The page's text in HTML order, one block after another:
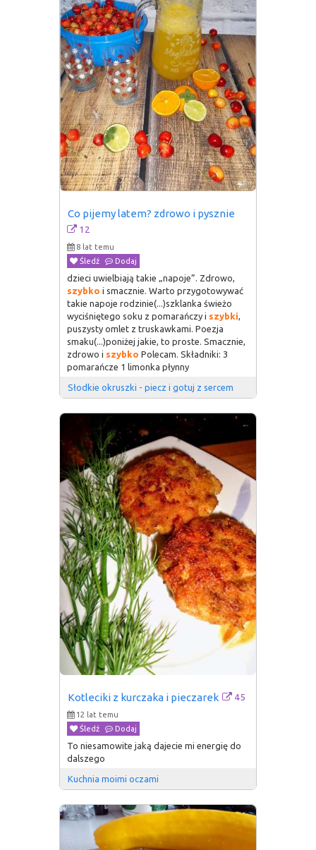
Co pijemy latem? zdrowo i pysznie
12
8 lat temu
Śledź
Dodaj
dzieci uwielbiają takie „napoje”. Zdrowo,
szybko i smacznie. Warto przygotowywać
takie napoje rodzinie(...)szklanka świeżo
wyciśniętego soku z pomarańczy i szybki
puszysty omlet z truskawkami. Poezja
smaku(...)poniżej jakie, to proste. Smacznie,
zdrowo i szybko Polecam. Składniki: 3
pomarańcze 1 limonka płynny
Słodkie okruszki - piecz i gotuj z sercem
Kotleciki z kurczaka i pieczarek 45
12 lat temu
Śledź
Dodaj
To niesamowite jaką dajecie mi energię do
dalszego
Kuchnia moimi oczami